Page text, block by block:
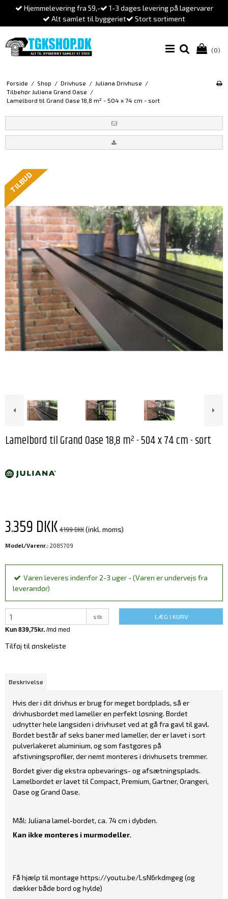
Hjemmelevering fra 59,-
1-3 dages levering på lagervarer
Alt samlet til byggeriet
Stort sortiment
(0)
Forside / Shop / Drivhuse / Juliana Drivhuse /
Tilbehør Juliana Grand Oase /
Lamelbord til Grand Oase 18,8 m² - 504 x 74 cm - sort
TILBUD
Lamelbord til Grand Oase 18,8 m² - 504 x 74 cm - sort
3.359 DKK4.199 DKK(inkl. moms)
Model/Varenr.: 2085709
Varen leveres indenfor 2-3 uger - (Varen er undervejs fra
leverandør)
stk LÆG I KURV
Tilføj til ønskeliste
Beskrivelse
Hvis der i dit drivhus er brug for meget bordplads, så er
drivhusbordet med lameller en perfekt løsning. Bordet
udnytter hele langsiden i drivhuset ved at gå fra gavl til gavl.
Bordet består af seks baner med lameller, der er lavet i sort
pulverlakeret aluminium, og som fastgøres på
afstivningsprofiler, der nemt monteres i drivhusets tremmer.
Bordet giver dig ekstra opbevarings- og afsætningsplads.
Lamelbordet er lavet til Compact, Premium, Gartner, Orangeri,
Oase og Grand Oase.
Mål: Juliana lamel-bordet, ca. 74 cm i dybden.
Kan ikke monteres i murmodeller.
Få hjælp til montage https://youtu.be/LsN6rkdmgeg(og
dækker både bord og hylde)​